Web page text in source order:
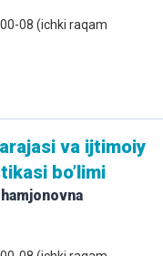
08 (ichki raqam
va ijtimoiy
boʼlimi